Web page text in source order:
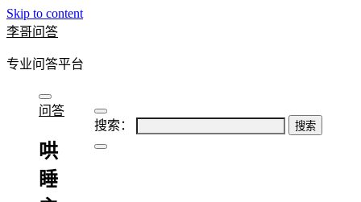
Skip to content
李哥问答
专业问答平台
搜索：
问答
哄
睡